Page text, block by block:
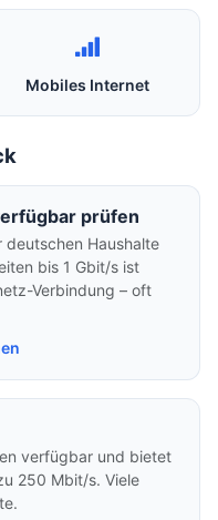
Mobiles Internet
prüfen
deutschen Haushalte
bis 1 Gbit/s ist
Verbindung – oft
verfügbar und bietet
250 Mbit/s. Viele